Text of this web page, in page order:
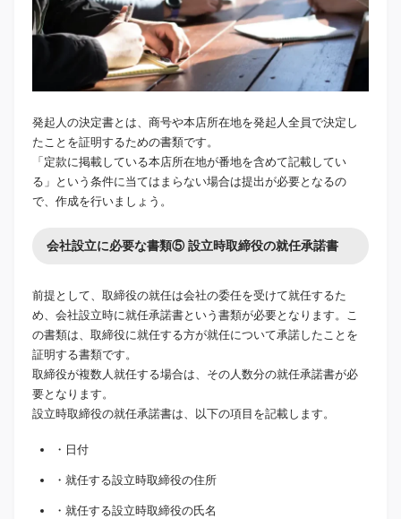
発起人の決定書とは、商号や本店所在地を発起人全員で決定し
たことを証明するための書類です。
「定款に掲載している本店所在地が番地を含めて記載してい
る」という条件に当てはまらない場合は提出が必要となるの
で、作成を行いましょう。
会社設立に必要な書類⑤ 設立時取締役の就任承諾書
前提として、取締役の就任は会社の委任を受けて就任するた
め、会社設立時に就任承諾書という書類が必要となります。こ
の書類は、取締役に就任する方が就任について承諾したことを
証明する書類です。
取締役が複数人就任する場合は、その人数分の就任承諾書が必
要となります。
設立時取締役の就任承諾書は、以下の項目を記載します。
・日付
・就任する設立時取締役の住所
・就任する設立時取締役の氏名